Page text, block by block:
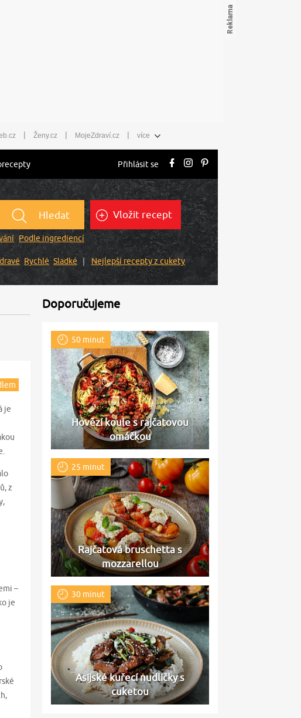
| Ženy.cz | MojeZdraví.cz | více
Přihlásit se
Hledat
Podle ingrediencí
Vložit recept
Rychlé Sladké
Nejlepší recepty z cukety
je
z
–
je
Doporučujeme
50 minut
Hovězí koule s rajčatovou
omáčkou
25 minut
Rajčatová bruschetta s
mozzarellou
30 minut
Asijské kuřecí nudličky s
cuketou